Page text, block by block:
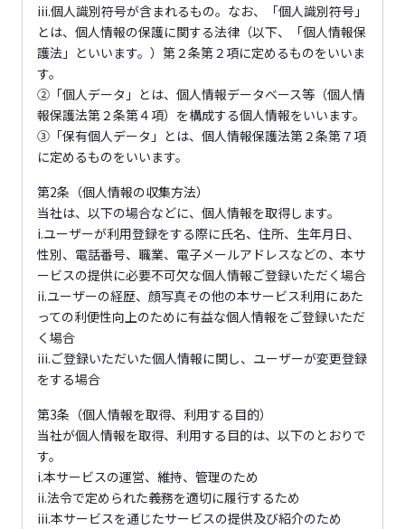
iii.個人識別符号が含まれるもの。なお、「個人識別符号」
とは、個人情報の保護に関する法律（以下、「個人情報保
護法」といいます。）第２条第２項に定めるものをいいま
す。
②「個人データ」とは、個人情報データベース等（個人情
報保護法第２条第４項）を構成する個人情報をいいます。
③「保有個人データ」とは、個人情報保護法第２条第７項
に定めるものをいいます。
第2条（個人情報の収集方法）
当社は、以下の場合などに、個人情報を取得します。
i.ユーザーが利用登録をする際に氏名、住所、生年月日、
性別、電話番号、職業、電子メールアドレスなどの、本サ
ービスの提供に必要不可欠な個人情報ご登録いただく場合
ii.ユーザーの経歴、顔写真その他の本サービス利用にあた
っての利便性向上のために有益な個人情報をご登録いただ
く場合
iii.ご登録いただいた個人情報に関し、ユーザーが変更登録
をする場合
第3条（個人情報を取得、利用する目的）
当社が個人情報を取得、利用する目的は、以下のとおりで
す。
i.本サービスの運営、維持、管理のため
ii.法令で定められた義務を適切に履行するため
iii.本サービスを通じたサービスの提供及び紹介のため